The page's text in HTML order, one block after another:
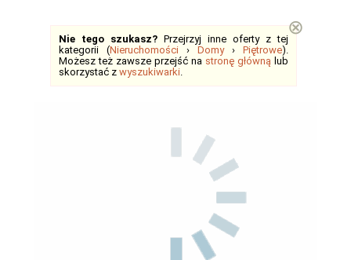
Nie tego szukasz? Przejrzyj inne oferty z tej
kategorii (Nieruchomości › Domy› Piętrowe).
Możesz też zawsze przejść na stronę główną lub
skorzystać z wyszukiwarki.
⊗